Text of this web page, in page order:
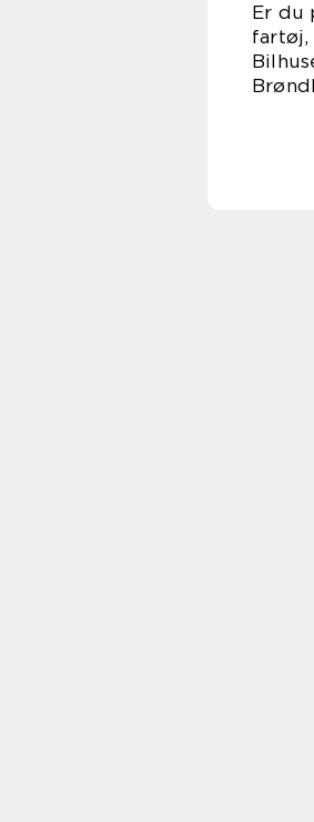
Er du
fartøj,